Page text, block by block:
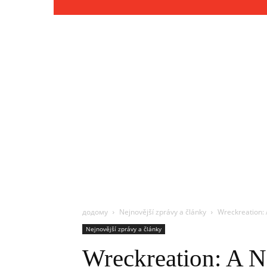
додому Nejnovější zprávy a články Wreckreation:
Nejnovější zprávy a články
Wreckreation: A